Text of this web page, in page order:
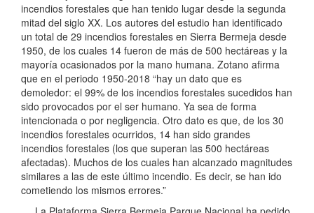
incendios forestales que han tenido lugar desde la segunda
mitad del siglo XX. Los autores del estudio han identificado
un total de 29 incendios forestales en Sierra Bermeja desde
1950, de los cuales 14 fueron de más de 500 hectáreas y la
mayoría ocasionados por la mano humana. Zotano afirma
que en el periodo 1950-2018 “hay un dato que es
demoledor: el 99% de los incendios forestales sucedidos han
sido provocados por el ser humano. Ya sea de forma
intencionada o por negligencia. Otro dato es que, de los 30
incendios forestales ocurridos, 14 han sido grandes
incendios forestales (los que superan las 500 hectáreas
afectadas). Muchos de los cuales han alcanzado magnitudes
similares a las de este último incendio. Es decir, se han ido
cometiendo los mismos errores.”